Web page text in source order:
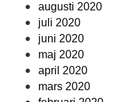
augusti 2020
juli 2020
juni 2020
maj 2020
april 2020
mars 2020